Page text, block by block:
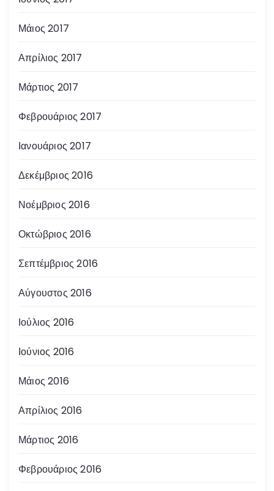
Μάιος 2017
Απρίλιος 2017
Μάρτιος 2017
Φεβρουάριος 2017
Ιανουάριος 2017
Δεκέμβριος 2016
Νοέμβριος 2016
Οκτώβριος 2016
Σεπτέμβριος 2016
Αύγουστος 2016
Ιούλιος 2016
Ιούνιος 2016
Μάιος 2016
Απρίλιος 2016
Μάρτιος 2016
Φεβρουάριος 2016